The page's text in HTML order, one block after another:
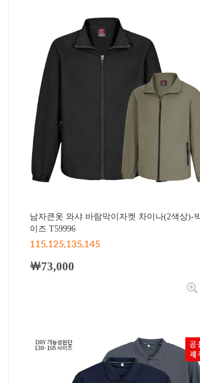
남자큰옷 와샤 바람막이자켓 차이나(2색상)-
이즈 T59996
115,125,135,145
￦73,000